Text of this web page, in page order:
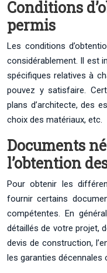
Conditions
permis
Les conditions
considérablement. Il est
spécifiques relatives à
pouvez y satisfaire.
plans d’architecte, des
choix des matériaux, etc.
Documents
l’obtention
Pour obtenir les
fournir certains
compétentes. En
détaillés de votre projet,
devis de construction,
les garanties décennales